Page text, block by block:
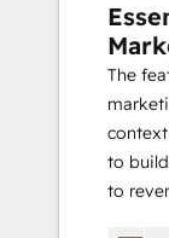
The
to
to